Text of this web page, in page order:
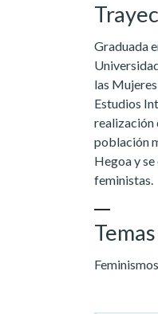
Graduada
las
Estudios
realización
población
Hegoa y
feministas.
Temas